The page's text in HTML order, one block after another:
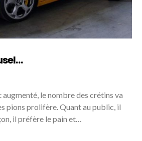
le nombre des crétins va
pions prolifère. Quant au public, il
il préfère le pain et…